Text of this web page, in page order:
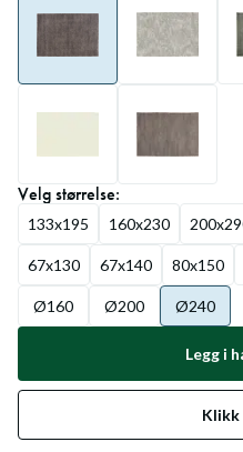
Velgstørrelse:
133x195 160x230
67x130 67x140 80x150
Ø160 Ø200 Ø240
Legg i
Klikk